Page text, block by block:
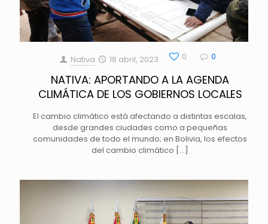
Nativa 18 abril, 2023 0 0
NATIVA: APORTANDO A LA AGENDA
CLIMÁTICA DE LOS GOBIERNOS LOCALES
El cambio climático está afectando a distintas escalas,
desde grandes ciudades como a pequeñas
comunidades de todo el mundo; en Bolivia, los efectos
del cambio climático […]